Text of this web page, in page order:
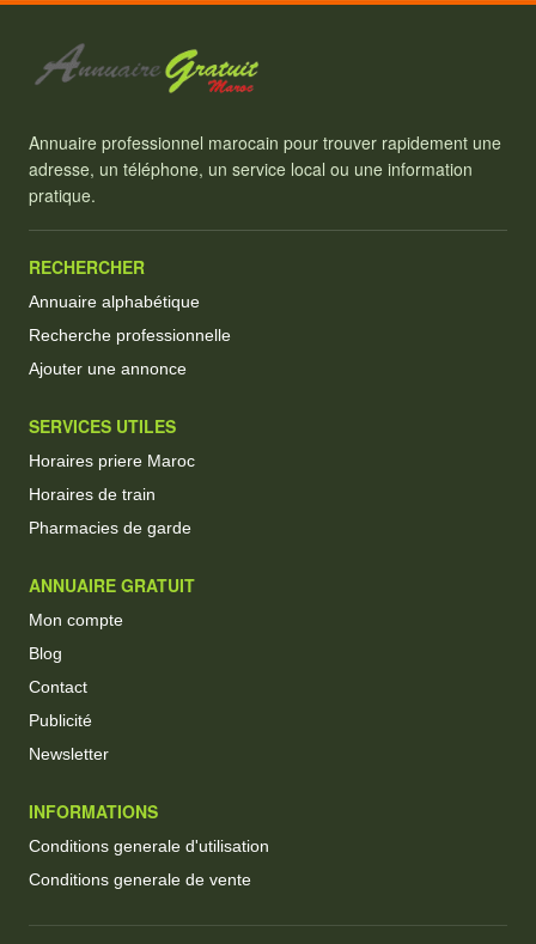
Annuaire professionnel marocain pour trouver rapidement une
adresse, un téléphone, un service local ou une information
pratique.
RECHERCHER
Annuaire alphabétique
Recherche professionnelle
Ajouter une annonce
SERVICES UTILES
Horaires priere Maroc
Horaires de train
Pharmacies de garde
ANNUAIRE GRATUIT
Mon compte
Blog
Contact
Publicité
Newsletter
INFORMATIONS
Conditions generale d'utilisation
Conditions generale de vente